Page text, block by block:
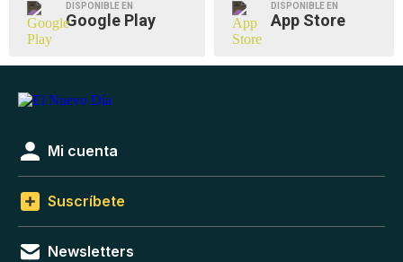
DISPONIBLE EN
Google Play
DISPONIBLE EN
App Store
Mi cuenta
Suscríbete
Newsletters